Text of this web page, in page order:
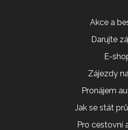
Akce a
Darujte
E-
Zájezdy
Pronájem
Jak se stát
Pro cestovní